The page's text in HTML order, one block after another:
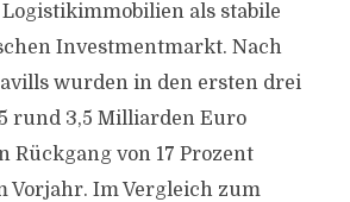
als stabile
Investmentmarkt. Nach
wurden in den ersten drei
rund 3,5 Milliarden Euro
Rückgang von 17 Prozent
Vorjahr. Im Vergleich zum